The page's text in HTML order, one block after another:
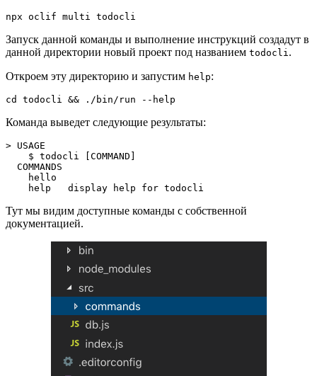
npx oclif multi todocli
Запуск данной команды и выполнение инструкций создадут в
данной директории новый проект под названием todocli .
Откроем эту директорию и запустим help:
cd todocli && ./bin/run --help
Команда выведет следующие результаты:
> USAGE
    $ todocli [COMMAND]
  COMMANDS
    hello
    help   display help for todocli
Тут мы видим доступные команды с собственной
документацией.